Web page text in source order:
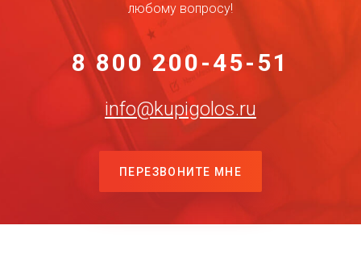
любому вопросу!
8 800 200-45-51
info@kupigolos.ru
ПЕРЕЗВОНИТЕ МНЕ